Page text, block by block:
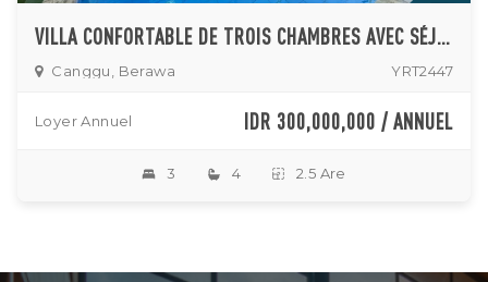
VILLA CONFORTABLE DE TROIS CHAMBRES AVEC SÉJOUR FERMÉ ET PISCINE PRIVÉE À CANGGU
Canggu, Berawa YRT2447
Loyer Annuel IDR 300,000,000 / ANNUEL
3 4 2.5 Are